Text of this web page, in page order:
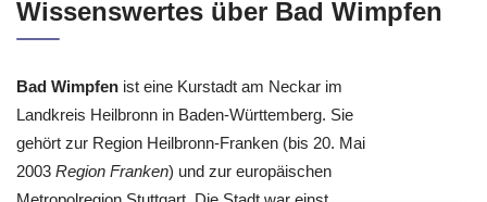
Bad Wimpfenist eine Kurstadt am Neckar im
Landkreis Heilbronn in Baden-Württemberg. Sie
gehört zur Region Heilbronn-Franken (bis 20. Mai